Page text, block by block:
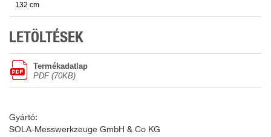
132 cm
LETÖLTÉSEK
Termékadatlap
PDF (70KB)
Gyártó:
SOLA-Messwerkzeuge GmbH & Co KG